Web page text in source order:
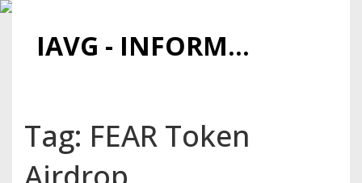
IAVG - INFORMATIONSARCHIV FÜR VIRTUELLE GELDER
Tag: FEAR Token